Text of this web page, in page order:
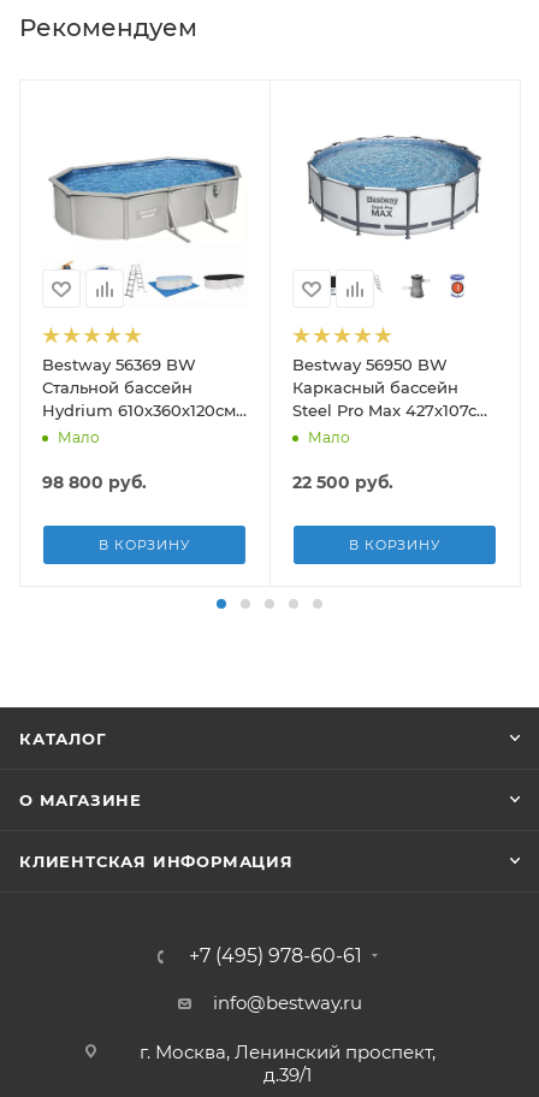
Рекомендуем
Bestway 56369 BW
Стальной бассейн
Hydrium 610х360х120см,
19929л, песч.фил.-нас
подст.
Мало
98 800 руб.
В КОРЗИНУ
Bestway 56950 BW
Каркасный бассейн
Steel Pro Max 427х107см,
13030л, фил.-насос
Мало
22 500 руб.
В КОРЗИНУ
КАТАЛОГ
О МАГАЗИНЕ
КЛИЕНТСКАЯ ИНФОРМАЦИЯ
+7 (495) 978-60-61
info@bestway.ru
г. Москва, Ленинский проспект,
д.39/1